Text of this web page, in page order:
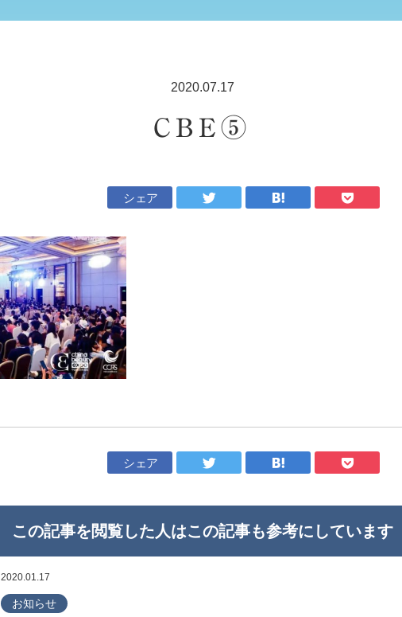
2020.07.17
CBE⑤
シェア
シェア
この記事を閲覧した人はこの記事も参考にしています
2020.01.17
お知らせ